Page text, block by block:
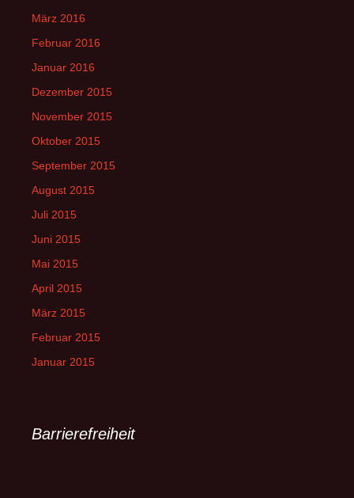
März 2016
Februar 2016
Januar 2016
Dezember 2015
November 2015
Oktober 2015
September 2015
August 2015
Juli 2015
Juni 2015
Mai 2015
April 2015
März 2015
Februar 2015
Januar 2015
Barrierefreiheit